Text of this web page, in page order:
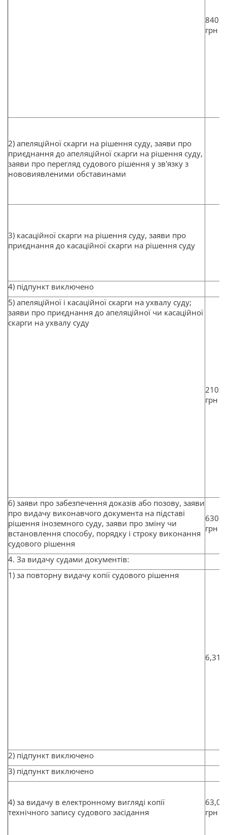
грн
2) апеляційної скарги на рішення суду, заяви про
приєднання до апеляційної скарги на рішення суду,
заяви про перегляд судового рішення у зв'язку з
нововиявленими обставинами
3) касаційної скарги на рішення суду, заяви про
приєднання до касаційної скарги на рішення суду
4) підпункт виключено
5) апеляційної і касаційної скарги на ухвалу суду;
заяви про приєднання до апеляційної чи касаційної
скарги на ухвалу суду
2102
грн
6) заяви про забезпечення доказів або позову, заяви
про видачу виконавчого документа на підставі
рішення іноземного суду, заяви про зміну чи
встановлення способу, порядку і строку виконання
судового рішення
грн
4. За видачу судами документів:
1) за повторну видачу копії судового рішення
6,31
2) підпункт виключено
3) підпункт виключено
4) за видачу в електронному вигляді копії
технічного запису судового засідання
63,06
грн